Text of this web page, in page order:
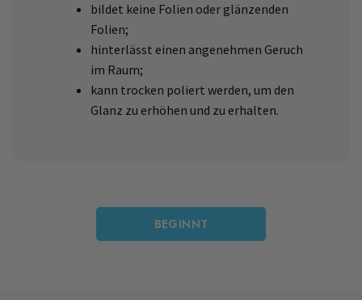
bildet keine Folien oder glänzenden
Folien;
hinterlässt einen angenehmen Geruch
im Raum;
kann trocken poliert werden, um den
Glanz zu erhöhen und zu erhalten.
BEGINNT